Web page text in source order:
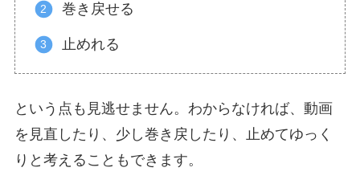
巻き戻せる
止めれる
という点も見逃せません。わからなければ、動画
を見直したり、少し巻き戻したり、止めてゆっく
りと考えることもできます。